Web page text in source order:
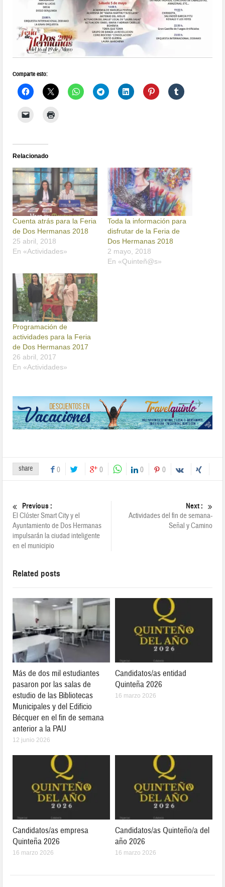
Comparte esto:
Relacionado
Cuenta atrás para la Feria
de Dos Hermanas 2018
25 abril, 2018
En «Actividades»
Toda la información para
disfrutar de la Feria de
Dos Hermanas 2018
2 mayo, 2018
En «Quinteñ@s»
Programación de
actividades para la Feria
de Dos Hermanas 2017
26 abril, 2017
En «Actividades»
share 0 0 0 0
Previous :
El Clúster Smart City y el
Ayuntamiento de Dos Hermanas
impulsarán la ciudad inteligente
en el municipio
Next :
Actividades del fin de semana-
Señal y Camino
Related posts
Más de dos mil estudiantes
pasaron por las salas de
estudio de las Bibliotecas
Municipales y del Edificio
Bécquer en el fin de semana
anterior a la PAU
12 junio 2026
Candidatos/as entidad
Quinteña 2026
16 marzo 2026
Candidatos/as empresa
Quinteña 2026
16 marzo 2026
Candidatos/as Quinteño/a del
año 2026
16 marzo 2026